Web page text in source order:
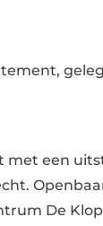
een
De